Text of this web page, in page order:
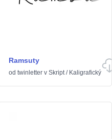
Ramsuty
od twinletter v Skript/ Kaligrafický